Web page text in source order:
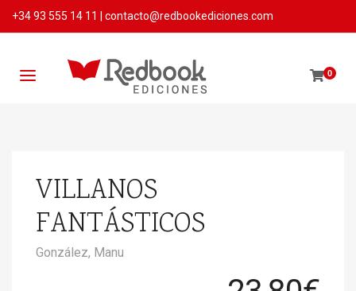
+34 93 555 14 11 contacto@redbookediciones.com
0
VILLANOS
FANTÁSTICOS
González, Manu